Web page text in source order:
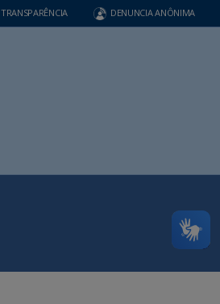
TRANSPARÊNCIA DENUNCIA ANÔNIMA